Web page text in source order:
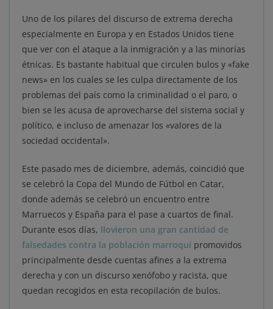
Uno de los pilares del discurso de extrema derecha
especialmente en Europa y en Estados Unidos tiene
que ver con el ataque a la inmigración y a las minorías
étnicas. Es bastante habitual que circulen bulos y «fake
news» en los cuales se les culpa directamente de los
problemas del país como la criminalidad o el paro, o
bien se les acusa de aprovecharse del sistema social y
político, e incluso de amenazar los «valores de la
sociedad occidental».
Este pasado mes de diciembre, además, coincidió que
se celebró la Copa del Mundo de Fútbol en Catar,
donde además se celebró un encuentro entre
Marruecos y España para el pase a cuartos de final.
Durante esos días, llovieron una gran cantidad de
falsedades contra la población marroquí promovidos
principalmente desde cuentas afines a la extrema
derecha y con un discurso xenófobo y racista, que
quedan recogidos en esta recopilación de bulos.